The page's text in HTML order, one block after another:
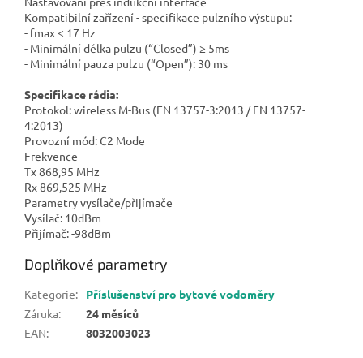
Kompatibilní zařízení - specifikace pulzního výstupu:
- fmax ≤ 17 Hz
- Minimální délka pulzu (“Closed”) ≥ 5ms
- Minimální pauza pulzu (“Open”): 30 ms
Specifikace rádia:
Protokol: wireless M-Bus (EN 13757-3:2013 / EN 13757-
4:2013)
Provozní mód: C2 Mode
Frekvence
Tx 868,95 MHz
Rx 869,525 MHz
Parametry vysílače/přijímače
Vysílač: 10dBm
Přijímač: -98dBm
Doplňkové parametry
Kategorie:
Příslušenství pro bytové vodoměry
Záruka:
24 měsíců
EAN: 8032003023